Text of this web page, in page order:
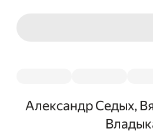
Александр Седых,